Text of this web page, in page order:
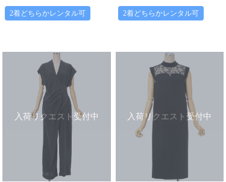
2着どちらかレンタル可 2着どちらかレンタル可
入荷リクエスト受付中 入荷リクエスト受付中